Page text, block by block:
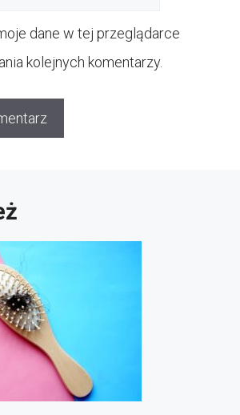
dane w tej przeglądarce
kolejnych komentarzy.